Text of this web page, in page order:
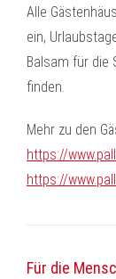
Alle
ein,
Balsam für die
finden.
Mehr zu den
https://
https://
Für die